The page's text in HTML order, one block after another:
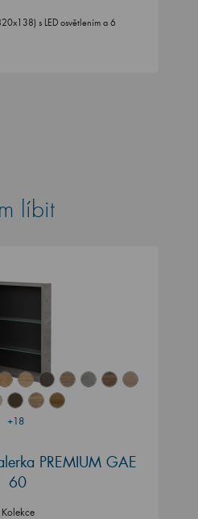
s LED osvětlením a 6
líbit
+18
PREMIUM GAE
60
Kolekce